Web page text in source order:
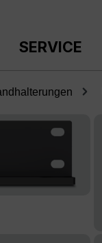
SERVICE